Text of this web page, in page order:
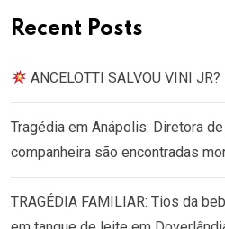
Recent Posts
ANCELOTTI SALVOU VINI JR?
Tragédia em Anápolis: Diretora
companheira são encontradas
TRAGÉDIA FAMILIAR: Tios da